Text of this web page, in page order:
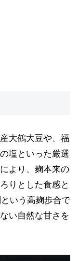
大鶴大豆や、福
塩といった厳選
より、麹本来の
りとした食感と
いう高麹歩合で
い自然な甘さを